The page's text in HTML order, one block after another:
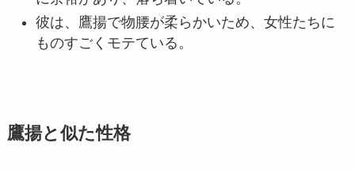
彼は、鷹揚で物腰が柔らかいため、女性たちに
ものすごくモテている。
鷹揚と似た性格